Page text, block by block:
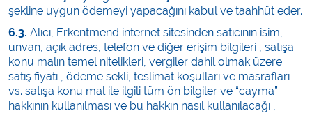
şekline uygun ödemeyi yapacağını kabul ve taahhüt eder.
6.3. Alıcı, Erkentmend internet sitesinden satıcının isim,
unvan, açık adres, telefon ve diğer erişim bilgileri , satışa
konu malın temel nitelikleri, vergiler dahil olmak üzere
satış fiyatı , ödeme sekli, teslimat koşulları ve masrafları
vs. satışa konu mal ile ilgili tüm ön bilgiler ve “cayma”
hakkının kullanılması ve bu hakkın nasıl kullanılacağı ,